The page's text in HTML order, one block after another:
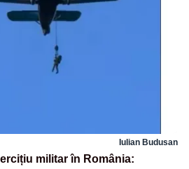
Iulian Budusan
militar în România: